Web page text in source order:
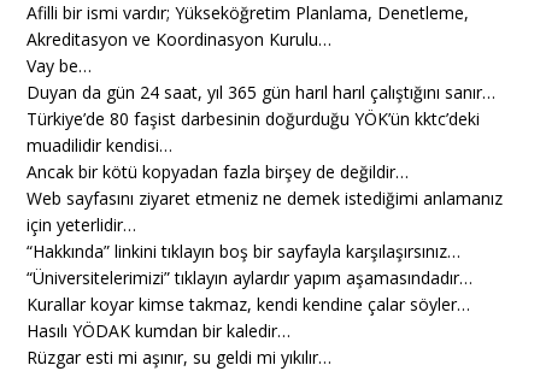
Afilli bir ismi vardır; Yükseköğretim Planlama, Denetleme,
Akreditasyon ve Koordinasyon Kurulu…
Vay be…
Duyan da gün 24 saat, yıl 365 gün harıl harıl çalıştığını sanır…
Türkiye’de 80 faşist darbesinin doğurduğu YÖK’ün kktc’deki
muadilidir kendisi…
Ancak bir kötü kopyadan fazla birşey de değildir…
Web sayfasını ziyaret etmeniz ne demek istediğimi anlamanız
için yeterlidir…
“Hakkında” linkini tıklayın boş bir sayfayla karşılaşırsınız…
“Üniversitelerimizi” tıklayın aylardır yapım aşamasındadır…
Kurallar koyar kimse takmaz, kendi kendine çalar söyler…
Hasılı YÖDAK kumdan bir kaledir…
Rüzgar esti mi aşınır, su geldi mi yıkılır…